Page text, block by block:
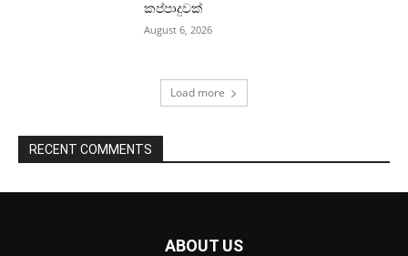
කප්පාදුවක්
August 6, 2026
Load more
RECENT COMMENTS
ABOUT US